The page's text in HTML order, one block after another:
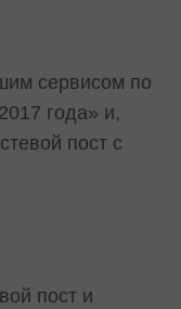
сервисом по
года» и,
пост с
пост и